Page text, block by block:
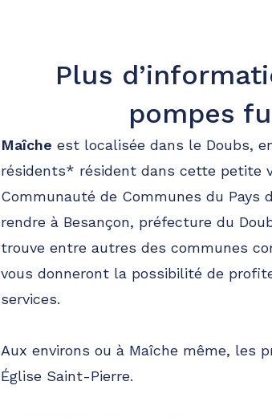
Plus
pompes
Maîche est localisée dans le Doubs,
résidents* résident dans cette petite
Communauté de Communes du
rendre à Besançon, préfecture du
trouve entre autres des communes
vous donneront la possibilité de
services.
Aux environs ou à Maîche même, les
Église Saint-Pierre.